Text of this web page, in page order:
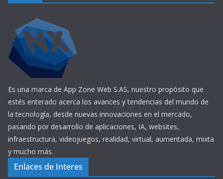
Es una marca de App Zone Web S.AS, nuestro propósito que
estés enterado acerca los avances y tendencias del mundo de
la tecnología, desde nuevas innovaciones en el mercado,
pasando por desarrollo de aplicaciones, IA, websites,
infraestructura, videojuegos, realidad, virtual, aumentada, mixta
y mucho más.
Enlaces de Interes